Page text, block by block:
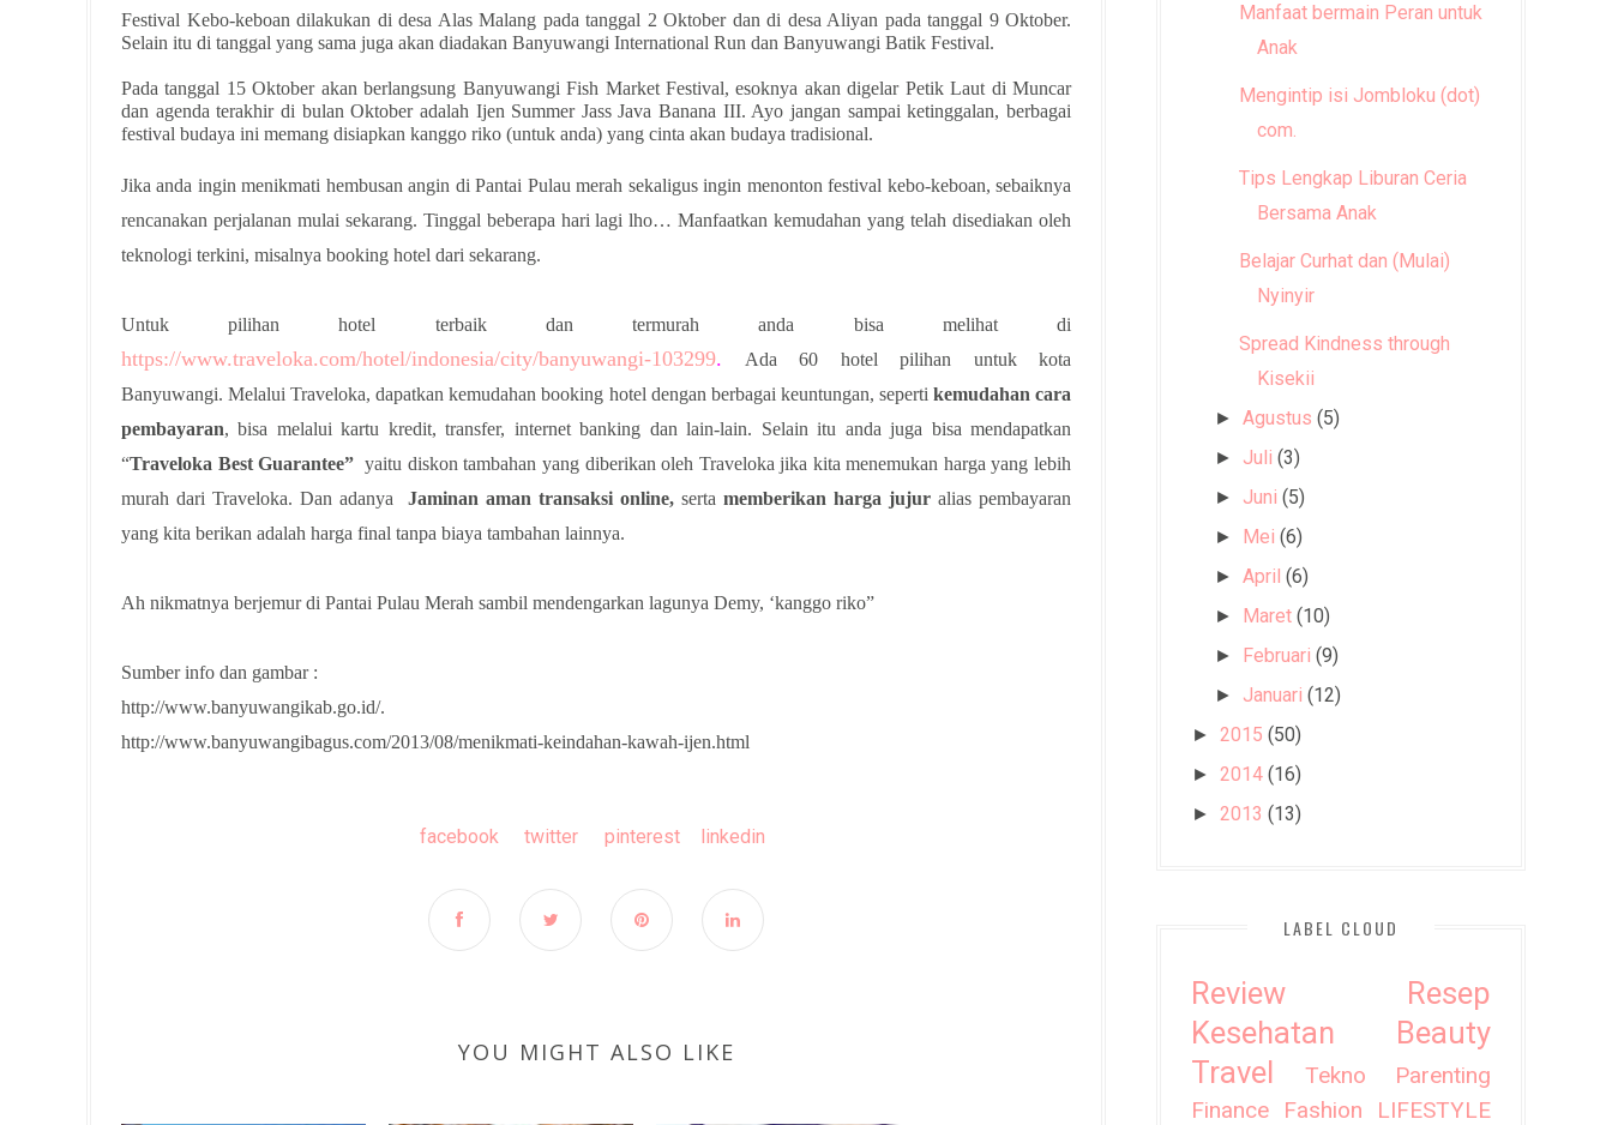
Festival Kebo-keboan dilakukan di desa Alas Malang pada tanggal 2 Oktober dan di desa Aliyan pada tanggal 9 Oktober.
Selain itu di tanggal yang sama juga akan diadakan Banyuwangi International Run dan Banyuwangi Batik Festival.
Pada tanggal 15 Oktober akan berlangsung Banyuwangi Fish Market Festival, esoknya akan digelar Petik Laut di Muncar
dan agenda terakhir di bulan Oktober adalah Ijen Summer Jass Java Banana III. Ayo jangan sampai ketinggalan, berbagai
festival budaya ini memang disiapkan kanggo riko (untuk anda) yang cinta akan budaya tradisional.
Jika anda ingin menikmati hembusan angin di Pantai Pulau merah sekaligus ingin menonton festival kebo-keboan, sebaiknya
rencanakan perjalanan mulai sekarang. Tinggal beberapa hari lagi lho… Manfaatkan kemudahan yang telah disediakan oleh
teknologi terkini, misalnya booking hotel dari sekarang.
Untuk pilihan hotel terbaik dan termurah anda bisa melihat di
https://www.traveloka.com/hotel/indonesia/city/banyuwangi-103299. Ada 60 hotel pilihan untuk kota
Banyuwangi. Melalui Traveloka, dapatkan kemudahan booking hotel dengan berbagai keuntungan, seperti kemudahan cara
pembayaran, bisa melalui kartu kredit, transfer, internet banking dan lain-lain. Selain itu anda juga bisa mendapatkan
“Traveloka Best Guarantee” yaitu diskon tambahan yang diberikan oleh Traveloka jika kita menemukan harga yang lebih
murah dari Traveloka. Dan adanya Jaminan aman transaksi online, serta memberikan harga jujur alias pembayaran
yang kita berikan adalah harga final tanpa biaya tambahan lainnya.
Ah nikmatnya berjemur di Pantai Pulau Merah sambil mendengarkan lagunya Demy, ‘kanggo riko”
Sumber info dan gambar :
http://www.banyuwangikab.go.id/.
http://www.banyuwangibagus.com/2013/08/menikmati-keindahan-kawah-ijen.html
facebook twitter pinterest linkedin
YOU MIGHT ALSO LIKE
Manfaat bermain Peran untuk
Anak
Mengintip isi Jombloku (dot)
com.
Tips Lengkap Liburan Ceria
Bersama Anak
Belajar Curhat dan (Mulai)
Nyinyir
Spread Kindness through
Kisekii
►Agustus (5)
► Juli (3)
► Juni (5)
► Mei (6)
►April (6)
► Maret (10)
► Februari (9)
► Januari (12)
► 2015 (50)
► 2014 (16)
► 2013 (13)
LABEL CLOUD
Review
Resep
Kesehatan
Beauty
Travel
Tekno
Parenting
Finance
Fashion LIFESTYLE